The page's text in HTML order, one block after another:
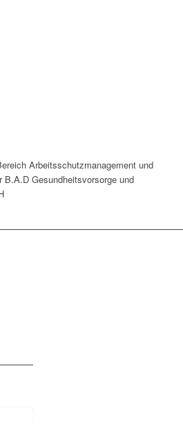
Arbeitsschutzmanagement und
B.A.D Gesundheitsvorsorge und